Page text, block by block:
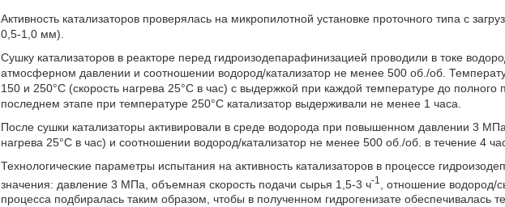
Активность катализаторов проверялась на микропилотной установке проточного типа с
0,5-1,0 мм).
Сушку катализаторов в реакторе перед гидроизодепарафинизацией проводили в токе
атмосферном давлении и соотношении водород/катализатор не менее 500 об./об.
150 и 250°С (скорость нагрева 25°С в час) с выдержкой при каждой температуре до
последнем этапе при температуре 250°С катализатор выдерживали не менее 1 часа.
После сушки катализаторы активировали в среде водорода при повышенном давлении 3
нагрева 25°С в час) и соотношении водород/катализатор не менее 500 об./об. в течение 4
Технологические параметры испытания на активность катализаторов в процессе
значения: давление 3 МПа, объемная скорость подачи сырья 1,5-3 ч-1
, отношение водород/
процесса подбиралась таким образом, чтобы в полученном гидрогенизате обеспечивалась